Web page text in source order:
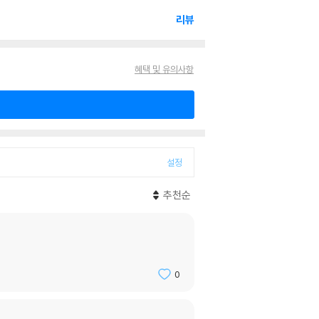
리뷰
혜택 및 유의사항
설정
추천순
0